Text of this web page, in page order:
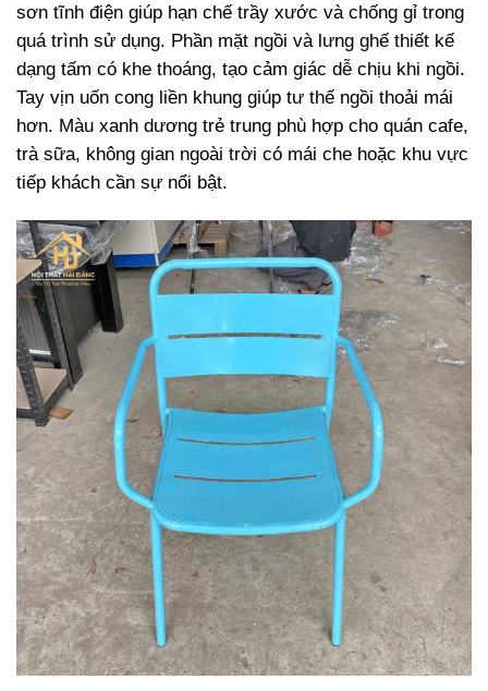
sơn tĩnh điện giúp hạn chế trầy xước và chống gỉ trong
quá trình sử dụng. Phần mặt ngồi và lưng ghế thiết kế
dạng tấm có khe thoáng, tạo cảm giác dễ chịu khi ngồi.
Tay vịn uốn cong liền khung giúp tư thế ngồi thoải mái
hơn. Màu xanh dương trẻ trung phù hợp cho quán cafe,
trà sữa, không gian ngoài trời có mái che hoặc khu vực
tiếp khách cần sự nổi bật.